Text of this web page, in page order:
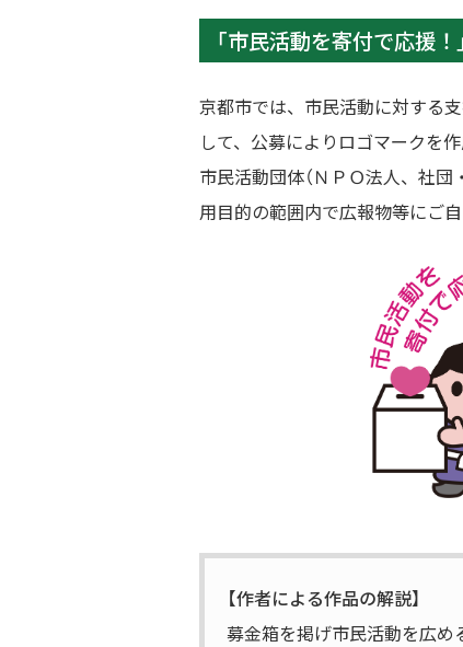
「市民活動を寄付で応援！
京都市では、市民活動に対する
して、公募によりロゴマークを作
市民活動団体（ＮＰＯ法人、社
用目的の範囲内で広報物等にご
【作者による作品の解説】
募金箱を掲げ市民活動を広め